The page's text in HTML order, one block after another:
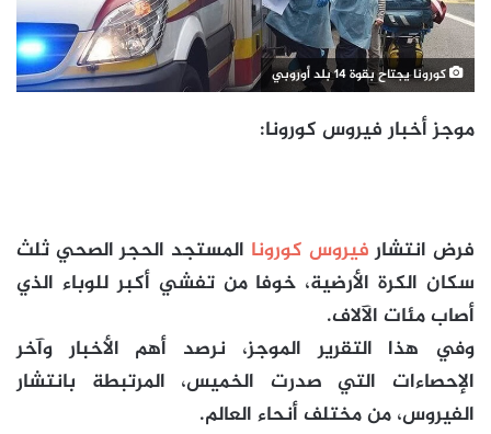
كورونا يجتاح بقوة 14 بلد أوروبي
موجز أخبار فيروس كورونا:
فرض انتشارفيروس كورونا المستجد الحجر الصحي ثلث
سكان الكرة الأرضية، خوفا من تفشي أكبر للوباء الذي
أصاب مئات الآلاف.
وفي هذا التقرير الموجز، نرصد أهم الأخبار وآخر
الإحصاءات التي صدرت الخميس، المرتبطة بانتشار
الفيروس، من مختلف أنحاء العالم.